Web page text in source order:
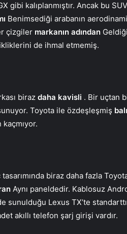
gibi kalıplanmıştır. Ancak bu
Benimsediği arabanın
çizgiler markanın adından
de ihmal etmemiş.
biraz daha kavisli . Bir uçtan
Toyota ile özdeşleşmiş
kaçmıyor.
tasarımında biraz daha fazla
Aynı paneldedir. Kablosuz
sunulduğu Lexus TX’te
akıllı telefon şarj girişi vardır.